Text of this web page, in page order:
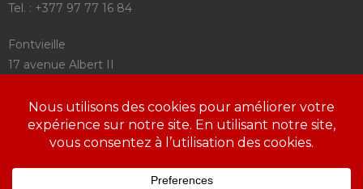
Tel. : +377 97 77 16 84
Fontvieille
17 avenue Albert II
Tel. : +377 92 05 75 25
Saint Charles